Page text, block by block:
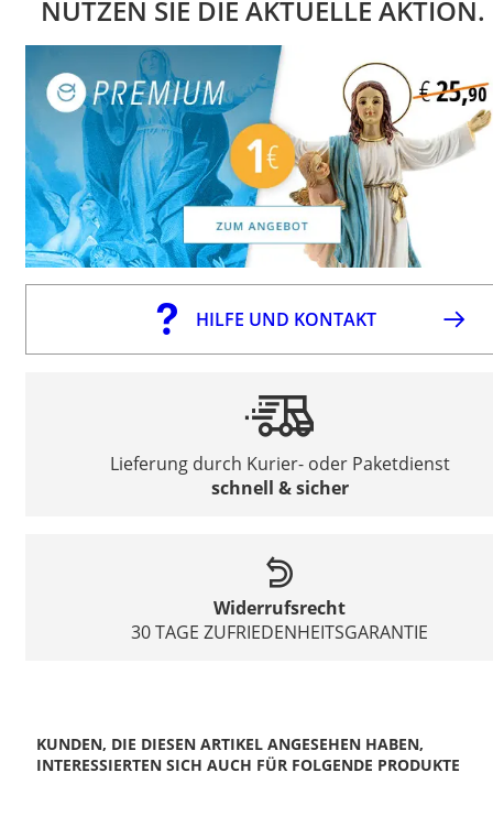
NUTZEN SIE DIE AKTUELLE AKTION.
HILFE UND KONTAKT
Lieferung durch Kurier- oder Paketdienst
schnell & sicher
Widerrufsrecht
30 TAGE ZUFRIEDENHEITSGARANTIE
KUNDEN, DIE DIESEN ARTIKEL ANGESEHEN HABEN,
INTERESSIERTEN SICH AUCH FÜR FOLGENDE PRODUKTE